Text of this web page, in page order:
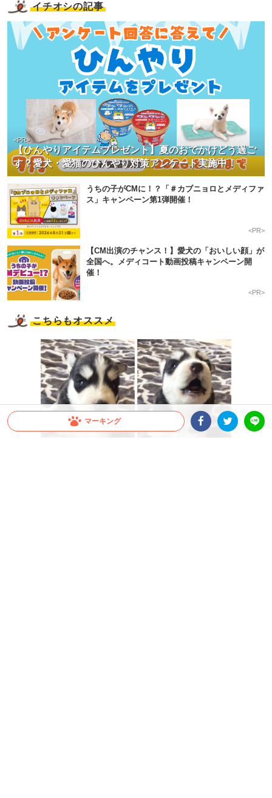
マーキング
イチオシの記事
【ひんやりアイテムプレゼント】夏のおでかけどう過ご
す？愛犬・愛猫のひんやり対策アンケート実施中！
<PR>
うちの子がCMに！？「＃カブニョロとメディファ
ス」キャンペーン第1弾開催！
<PR>
【CM出演のチャンス！】愛犬の「おいしい顔」が
全国へ。メディコート動画投稿キャンペーン開
催！
<PR>
こちらもオススメ